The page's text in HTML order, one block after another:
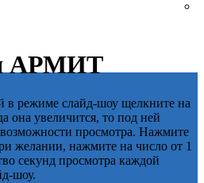
АРМИТ
в режиме слайд-шоу щелкните на
она увеличится, то под ней
просмотра. Нажмите
желании, нажмите на число от 1
секунд просмотра каждой
шоу.